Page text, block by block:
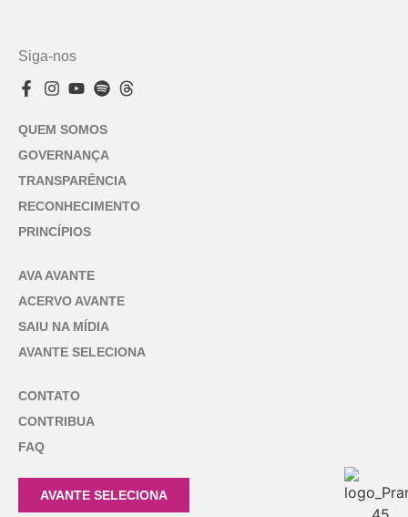
Siga-nos
QUEM SOMOS
GOVERNANÇA
TRANSPARÊNCIA
RECONHECIMENTO
PRINCÍPIOS
AVA AVANTE
ACERVO AVANTE
SAIU NA MÍDIA
AVANTE SELECIONA
CONTATO
CONTRIBUA
FAQ
AVANTE SELECIONA